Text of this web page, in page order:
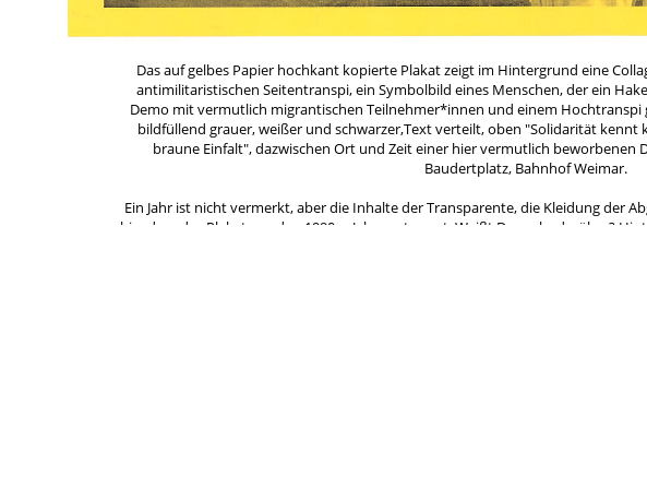
Das auf gelbes Papier hochkant kopierte Plakat zeigt im Hintergrund eine
antimilitaristischen Seitentranspi, ein Symbolbild eines Menschen, der ein
Demo mit vermutlich migrantischen Teilnehmer*innen und einem Hochtranspi
bildfüllend grauer, weißer und schwarzer,Text verteilt, oben "Solidarität kennt
braune Einfalt", dazwischen Ort und Zeit einer hier vermutlich beworbenen
Baudertplatz, Bahnhof Weimar.
Ein Jahr ist nicht vermerkt, aber die Inhalte der Transparente, die Kleidung der
hin, dass das Plakat aus den 1990er-Jahren stammt. Weißt Du mehr darüber?